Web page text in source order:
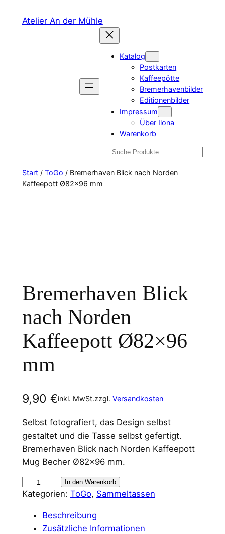
InhaltAtelier An der Mühle
Katalog
Postkarten
Kaffeepötte
Bremerhavenbilder
Editionenbilder
Impressum
Über Ilona
Warenkorb
Suchen
Start/ ToGo / Bremerhaven Blick nach Norden
Kaffeepott Ø82×96 mm
Bremerhaven Blick
nach Norden
Kaffeepott Ø82×96
mm
9,90 €inkl. MwSt.zzgl. Versandkosten
Selbst fotografiert, das Design selbst
gestaltet und die Tasse selbst gefertigt.
Bremerhaven Blick nach Norden Kaffeepott
Mug Becher Ø82×96 mm.
r
In den Warenkorb
Kategorien: ToGo, Sammeltassen
Beschreibung
Zusätzliche Informationen